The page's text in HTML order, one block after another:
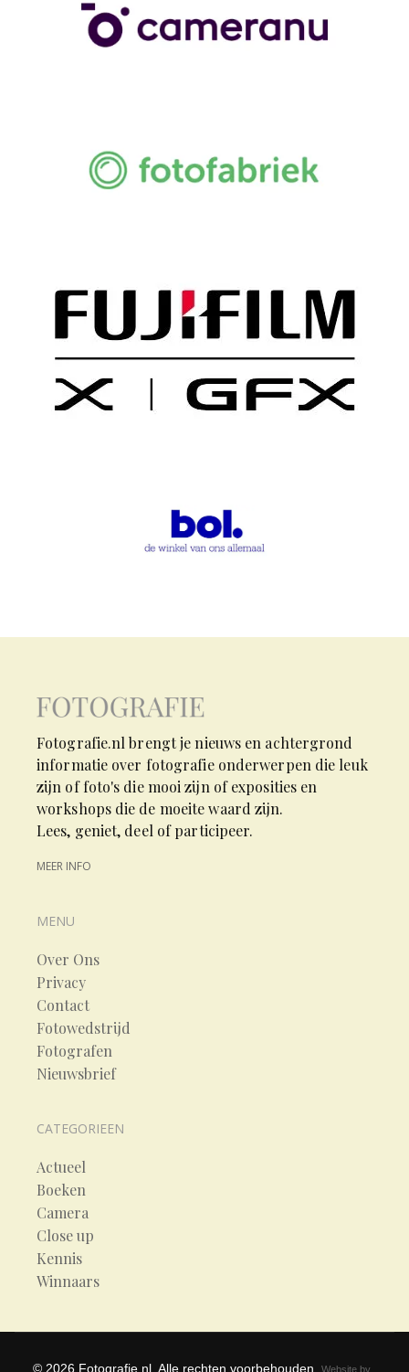
Fotografie.nl brengt je nieuws en achtergrond
informatie over fotografie onderwerpen die leuk
zijn of foto's die mooi zijn of exposities en
workshops die de moeite waard zijn.
Lees, geniet, deel of participeer.
MEER INFO
MENU
Over Ons
Privacy
Contact
Fotowedstrijd
Fotografen
Nieuwsbrief
CATEGORIEEN
Actueel
Boeken
Camera
Close up
Kennis
Winnaars
© 2026 Fotografie.nl. Alle rechten voorbehouden. Website by